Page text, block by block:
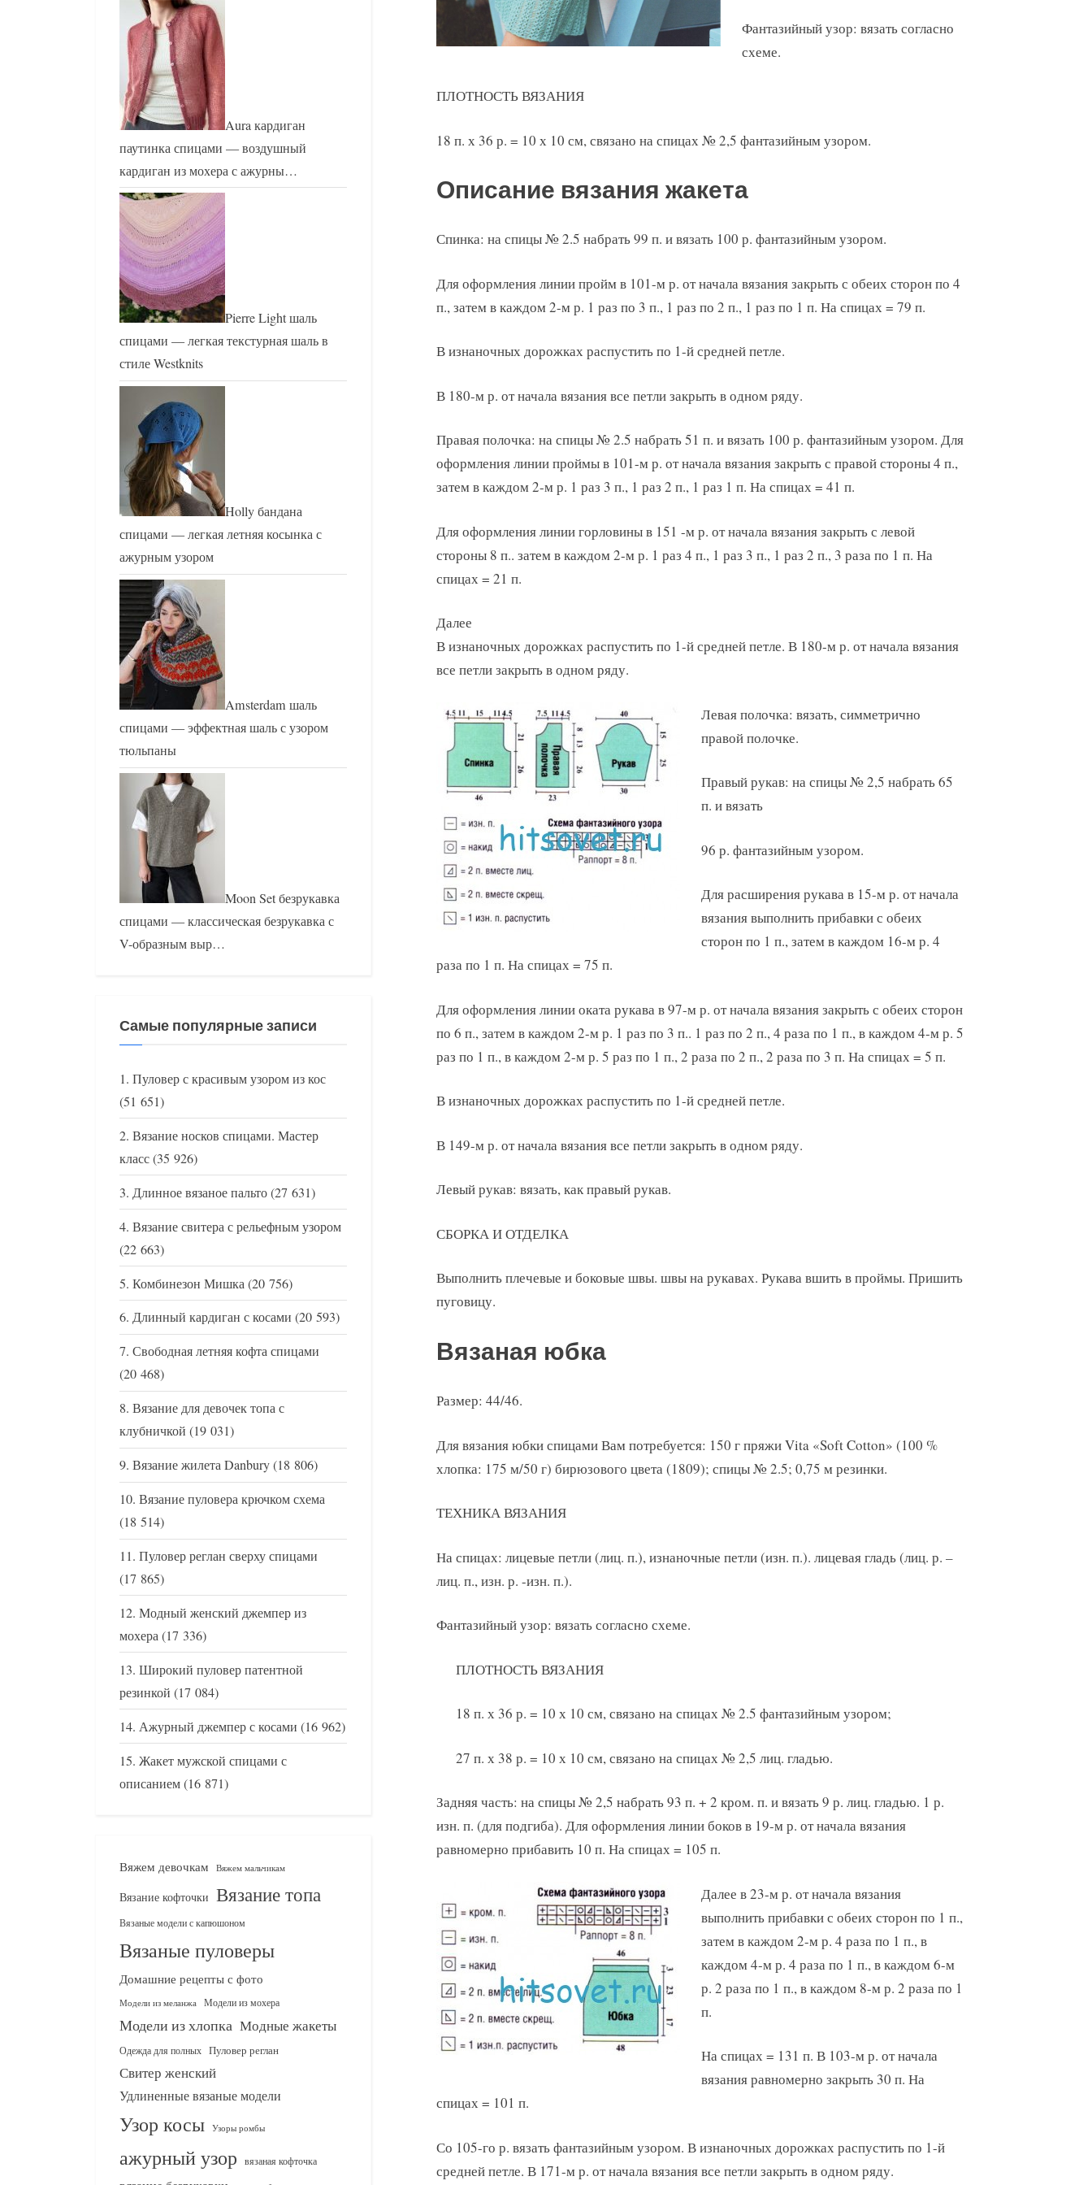
Фантазийный узор: вязать согласно
схеме.
ПЛОТНОСТЬ ВЯЗАНИЯ
18 п. х 36 р. = 10 х 10 см, связано на спицах № 2,5 фантазийным узором.
Описание вязания жакета
Спинка: на спицы № 2.5 набрать 99 п. и вязать 100 р. фантазийным узором.
Для оформления линии пройм в 101-м р. от начала вязания закрыть с обеих сторон по 4
п., затем в каждом 2-м р. 1 раз по 3 п., 1 раз по 2 п., 1 раз по 1 п. На спицах = 79 п.
В изнаночных дорожках распустить по 1-й средней петле.
В 180-м р. от начала вязания все петли закрыть в одном ряду.
Правая полочка: на спицы № 2.5 набрать 51 п. и вязать 100 р. фантазийным узором. Для
оформления линии проймы в 101-м р. от начала вязания закрыть с правой стороны 4 п.,
затем в каждом 2-м р. 1 раз 3 п., 1 раз 2 п., 1 раз 1 п. На спицах = 41 п.
Для оформления линии горловины в 151 -м р. от начала вязания закрыть с левой
стороны 8 п.. затем в каждом 2-м р. 1 раз 4 п., 1 раз 3 п., 1 раз 2 п., 3 раза по 1 п. На
спицах = 21 п.
Далее
В изнаночных дорожках распустить по 1-й средней петле. В 180-м р. от начала вязания
все петли закрыть в одном ряду.
Левая полочка: вязать, симметрично
правой полочке.
Правый рукав: на спицы № 2,5 набрать 65
п. и вязать
96 р. фантазийным узором.
Для расширения рукава в 15-м р. от начала
вязания выполнить прибавки с обеих
сторон по 1 п., затем в каждом 16-м р. 4
раза по 1 п. На спицах = 75 п.
Для оформления линии оката рукава в 97-м р. от начала вязания закрыть с обеих сторон
по 6 п., затем в каждом 2-м р. 1 раз по 3 п.. 1 раз по 2 п., 4 раза по 1 п., в каждом 4-м р. 5
раз по 1 п., в каждом 2-м р. 5 раз по 1 п., 2 раза по 2 п., 2 раза по 3 п. На спицах = 5 п.
В изнаночных дорожках распустить по 1-й средней петле.
В 149-м р. от начала вязания все петли закрыть в одном ряду.
Левый рукав: вязать, как правый рукав.
СБОРКА И ОТДЕЛКА
Выполнить плечевые и боковые швы. швы на рукавах. Рукава вшить в проймы. Пришить
пуговицу.
Вязаная юбка
Размер: 44/46.
Для вязания юбки спицами Вам потребуется: 150 г пряжи Vita «Soft Cotton» (100 %
хлопка: 175 м/50 г) бирюзового цвета (1809); спицы № 2.5; 0,75 м резинки.
ТЕХНИКА ВЯЗАНИЯ
На спицах: лицевые петли (лиц. п.), изнаночные петли (изн. п.). лицевая гладь (лиц. р. –
лиц. п., изн. р. -изн. п.).
Фантазийный узор: вязать согласно схеме.
ПЛОТНОСТЬ ВЯЗАНИЯ
18 п. х 36 р. = 10 х 10 см, связано на спицах № 2.5 фантазийным узором;
27 п. х 38 р. = 10 х 10 см, связано на спицах № 2,5 лиц. гладью.
Задняя часть: на спицы № 2,5 набрать 93 п. + 2 кром. п. и вязать 9 р. лиц. гладью. 1 р.
изн. п. (для подгиба). Для оформления линии боков в 19-м р. от начала вязания
равномерно прибавить 10 п. На спицах = 105 п.
Далее в 23-м р. от начала вязания
выполнить прибавки с обеих сторон по 1 п.,
затем в каждом 2-м р. 4 раза по 1 п., в
каждом 4-м р. 4 раза по 1 п., в каждом 6-м
р. 2 раза по 1 п., в каждом 8-м р. 2 раза по 1
п.
На спицах = 131 п. В 103-м р. от начала
вязания равномерно закрыть 30 п. На
спицах = 101 п.
Со 105-го р. вязать фантазийным узором. В изнаночных дорожках распустить по 1-й
средней петле. В 171-м р. от начала вязания все петли закрыть в одном ряду.
Aura кардиган
паутинка спицами — воздушный
кардиган из мохера с ажурны…
Pierre Light шаль
спицами — легкая текстурная шаль в
стиле Westknits
Holly бандана
спицами — легкая летняя косынка с
ажурным узором
Amsterdam шаль
спицами — эффектная шаль с узором
тюльпаны
Moon Set безрукавка
спицами — классическая безрукавка с
V-образным выр…
Самые популярные записи
Пуловер с красивым узором из кос
(51 651)
Вязание носков спицами. Мастер
класс(35 926)
Длинное вязаное пальто(27 631)
Вязание свитера с рельефным узором
(22 663)
Комбинезон Мишка(20 756)
Длинный кардиган с косами (20 593)
Свободная летняя кофта спицами
(20 468)
Вязание для девочек топа с
клубничкой (19 031)
Вязание жилета Danbury(18 806)
Вязание пуловера крючком схема
(18 514)
Пуловер реглан сверху спицами
(17 865)
Модный женский джемпер из
мохера(17 336)
Широкий пуловер патентной
резинкой (17 084)
Ажурный джемпер с косами (16 962)
Жакет мужской спицами с
описанием(16 871)
Вяжем девочкам Вяжем мальчикам
Вязание кофточки Вязание топа
Вязаные модели с капюшоном
Вязаные пуловеры
Домашние рецепты с фото
Модели из меланжа Модели из мохера
Модели из хлопка Модные жакеты
Одежда для полных Пуловер реглан
Свитер женский
Удлиненные вязаные модели
Узор косы Узоры ромбы
ажурный узор вязаная кофточка